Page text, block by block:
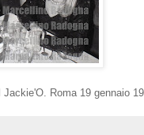
Roma 19 gennaio